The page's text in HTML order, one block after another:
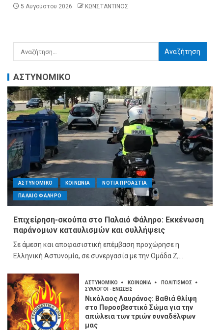
5 Αυγούστου 2026 ΚΩΝΣΤΑΝΤΙΝΟΣ
ΑΣΤΥΝΟΜΙΚΟ
ΑΣΤΥΝΟΜΙΚΟ ΚΟΙΝΩΝΙΑ ΝΟΤΙΑ ΠΡΟΑΣΤΙΑ
ΠΑΛΑΙΟ ΦΑΛΗΡΟ
Επιχείρηση-σκούπα στο Παλαιό Φάληρο: Εκκένωση
παράνομων καταυλισμών και συλλήψεις
Σε άμεση και αποφασιστική επέμβαση προχώρησε η
Ελληνική Αστυνομία, σε συνεργασία με την Ομάδα Ζ,...
ΑΣΤΥΝΟΜΙΚΟ ΚΟΙΝΩΝΙΑ
ΠΟΛΙΤΙΣΜΟΣ
ΣΥΛΛΟΓΟΙ - ΕΝΩΣΕΙΣ
Νικόλαος Λαυράνος: Βαθιά θλίψη
στο Πυροσβεστικό Σώμα για την
απώλεια των τριών συναδέλφων
μας